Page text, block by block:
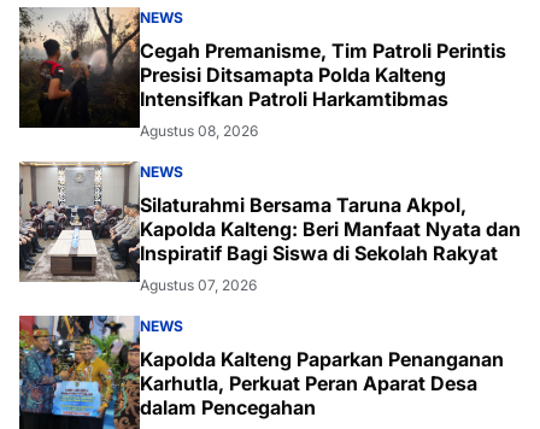
NEWS
Cegah Premanisme, Tim Patroli Perintis
Presisi Ditsamapta Polda Kalteng
Intensifkan Patroli Harkamtibmas
Agustus 08, 2026
NEWS
Silaturahmi Bersama Taruna Akpol,
Kapolda Kalteng: Beri Manfaat Nyata dan
Inspiratif Bagi Siswa di Sekolah Rakyat
Agustus 07, 2026
NEWS
Kapolda Kalteng Paparkan Penanganan
Karhutla, Perkuat Peran Aparat Desa
dalam Pencegahan